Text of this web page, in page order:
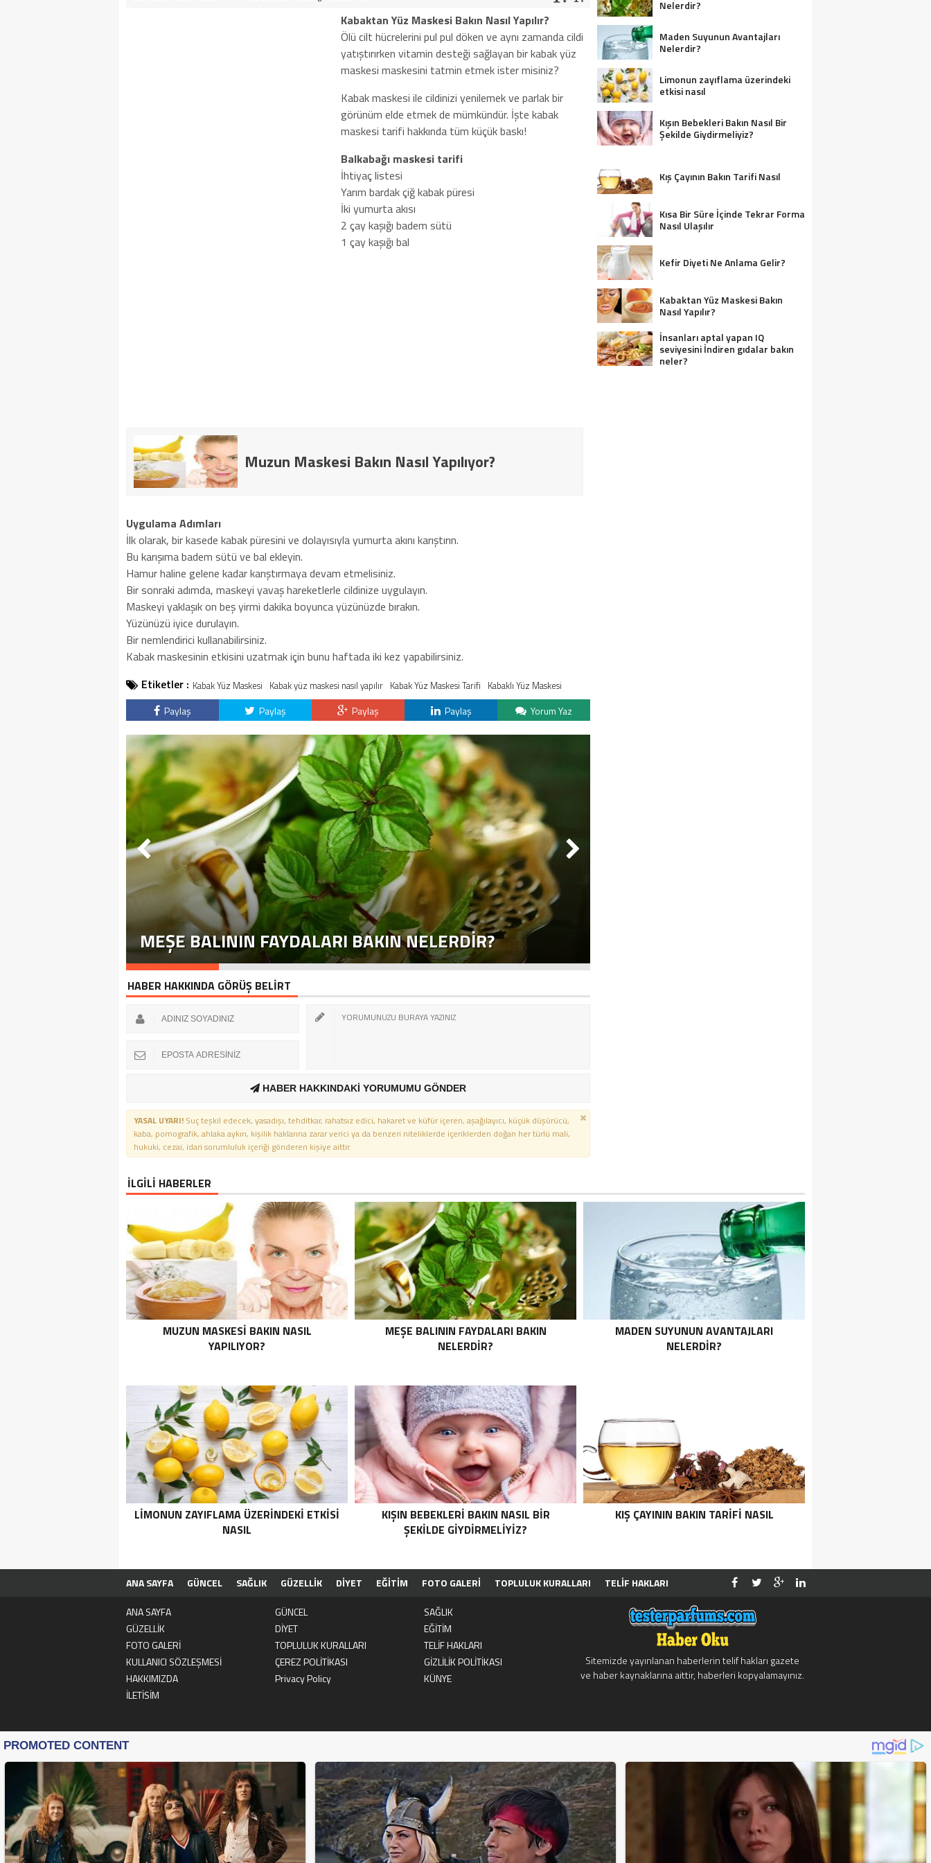
Kabaktan Yüz Maskesi Bakın Nasıl Yapılır?
Ölü cilt hücrelerini pul pul döken ve aynı zamanda cildi
yatıştırırken vitamin desteği sağlayan bir kabak yüz
maskesi maskesini tatmin etmek ister misiniz?
Kabak maskesi ile cildinizi yenilemek ve parlak bir
görünüm elde etmek de mümkündür. İşte kabak
maskesi tarifi hakkında tüm küçük baskı!
Balkabağı maskesi tarifi
İhtiyaç listesi
Yarım bardak çiğ kabak püresi
İki yumurta akısı
2 çay kaşığı badem sütü
1 çay kaşığı bal
Muzun Maskesi Bakın Nasıl Yapılıyor?
Uygulama Adımları
İlk olarak, bir kasede kabak püresini ve dolayısıyla yumurta akını karıştırın.
Bu karışıma badem sütü ve bal ekleyin.
Hamur haline gelene kadar karıştırmaya devam etmelisiniz.
Bir sonraki adımda, maskeyi yavaş hareketlerle cildinize uygulayın.
Maskeyi yaklaşık on beş yirmi dakika boyunca yüzünüzde bırakın.
Yüzünüzü iyice durulayın.
Bir nemlendirici kullanabilirsiniz.
Kabak maskesinin etkisini uzatmak için bunu haftada iki kez yapabilirsiniz.
Etiketler : Kabak Yüz Maskesi Kabak yüz maskesi nasıl yapılır Kabak Yüz Maskesi Tarifi Kabaklı Yüz Maskesi
Paylaş Paylaş Paylaş Paylaş Yorum Yaz
MEŞE BALININ FAYDALARI BAKIN NELERDIR?
HABER HAKKINDA GÖRÜŞ BELİRT
HABER HAKKINDAKİ YORUMUMU GÖNDER
YASAL UYARI! Suç teşkil edecek, yasadışı, tehditkar, rahatsız edici, hakaret ve küfür içeren, aşağılayıcı, küçük düşürücü,
kaba, pornografik, ahlaka aykırı, kişilik haklarına zarar verici ya da benzeri niteliklerde içeriklerden doğan her türlü mali,
hukuki, cezai, idari sorumluluk içeriği gönderen kişiye aittir.
Nelerdir?
Maden Suyunun Avantajları
Nelerdir?
Limonun zayıflama üzerindeki
etkisi nasıl
Kışın Bebekleri Bakın Nasıl Bir
Şekilde Giydirmeliyiz?
Kış Çayının Bakın Tarifi Nasıl
Kısa Bir Süre İçinde Tekrar Forma
Nasıl Ulaşılır
Kefir Diyeti Ne Anlama Gelir?
Kabaktan Yüz Maskesi Bakın
Nasıl Yapılır?
İnsanları aptal yapan IQ
seviyesini İndiren gıdalar bakın
neler?
İLGİLİ HABERLER
MUZUN MASKESI BAKIN NASIL
YAPILIYOR?
MEŞE BALININ FAYDALARI BAKIN
NELERDIR?
MADEN SUYUNUN AVANTAJLARI
NELERDIR?
LIMONUN ZAYIFLAMA ÜZERINDEKI ETKISI
NASIL
KIŞIN BEBEKLERI BAKIN NASIL BIR
ŞEKILDE GIYDIRMELIYIZ?
KIŞ ÇAYININ BAKIN TARIFI NASIL
ANA SAYFA GÜNCEL SAĞLIK GÜZELLİK DİYET EĞİTİM FOTO GALERİ TOPLULUK KURALLARI
TELİF HAKLARI
KULLANICI SÖZLEŞMESİ
ÇEREZ POLİTİKASI HAKKIMIZDA İLETİSİM
ANA SAYFA GÜNCEL
SAĞLIK
GÜZELLİK
DİYET
EĞİTİM
FOTO GALERİ
TOPLULUK KURALLARI
TELİF HAKLARI
KULLANICI SÖZLEŞMESİ
ÇEREZ POLİTİKASI
GİZLİLİK POLİTİKASI
HAKKIMIZDA
Privacy Policy
KÜNYE
İLETİSİM
Sitemizde yayınlanan haberlerin telif hakları gazete
ve haber kaynaklarına aittir, haberleri kopyalamayınız.